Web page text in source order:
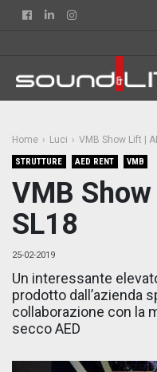
FacebookLinkedin
Home Luci VMB Show Lift |
STRUTTURE AED RENT VMB
VMB
SL18
25-02-2019
Un interessante
prodotto dall’azienda
collaborazione con la
secco AED